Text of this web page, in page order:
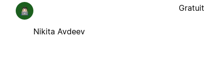
Nikita Avdeev
Gratuit